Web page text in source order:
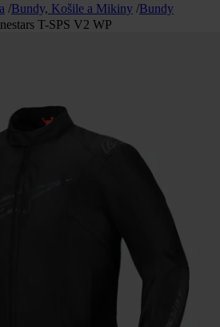
/Bundy, Košile a Mikiny /Bundy
T-SPS V2 WP